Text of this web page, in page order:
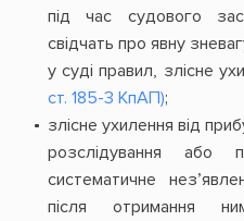
під час судового
свідчать про явну
у суді правил, злісне
ст. 185-3 КпАП);
злісне ухилення від
розслідування або
систематичне
після отримання